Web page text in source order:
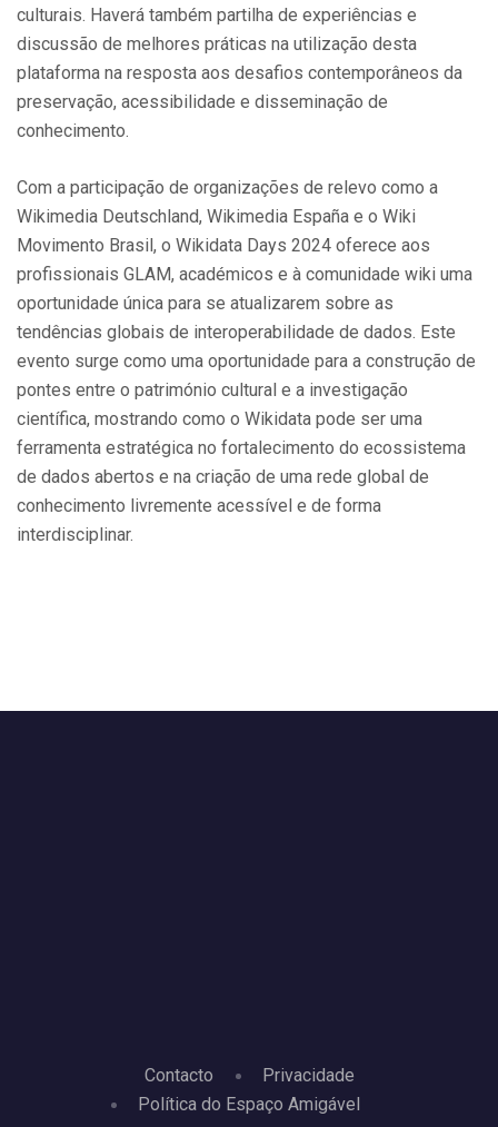
culturais. Haverá também partilha de experiências e
discussão de melhores práticas na utilização desta
plataforma na resposta aos desafios contemporâneos da
preservação, acessibilidade e disseminação de
conhecimento.
Com a participação de organizações de relevo como a
Wikimedia Deutschland, Wikimedia España e o Wiki
Movimento Brasil, o Wikidata Days 2024 oferece aos
profissionais GLAM, académicos e à comunidade wiki uma
oportunidade única para se atualizarem sobre as
tendências globais de interoperabilidade de dados. Este
evento surge como uma oportunidade para a construção de
pontes entre o património cultural e a investigação
científica, mostrando como o Wikidata pode ser uma
ferramenta estratégica no fortalecimento do ecossistema
de dados abertos e na criação de uma rede global de
conhecimento livremente acessível e de forma
interdisciplinar.
Contacto
Privacidade
Política do Espaço Amigável